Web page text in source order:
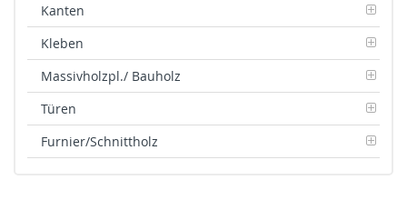
Kanten
Kleben
Massivholzpl./ Bauholz
Türen
Furnier/Schnittholz